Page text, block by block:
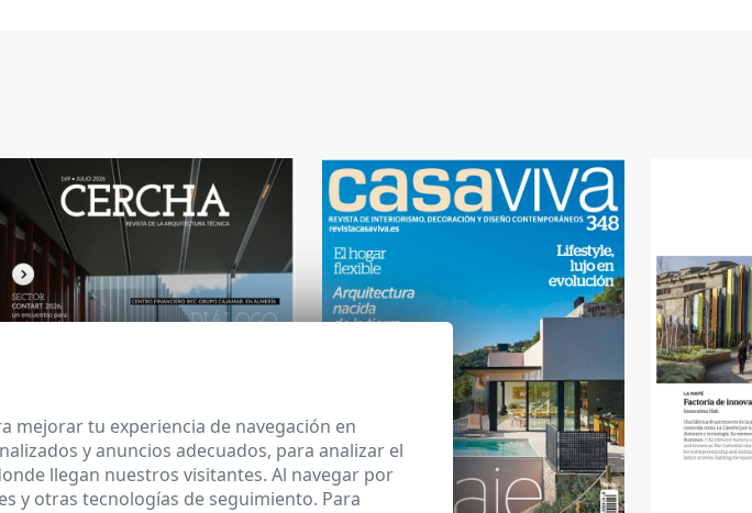
mejorar tu experiencia de navegación en
y anuncios adecuados, para analizar el
llegan nuestros visitantes. Al navegar por
y otras tecnologías de seguimiento. Para